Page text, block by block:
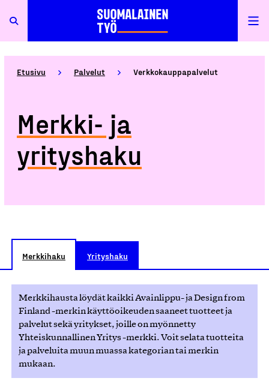
Etusivu Palvelut Verkkokauppapalvelut
Merkki- ja
yrityshaku
Merkkihaku Yrityshaku
Merkkihausta löydät kaikki Avainlippu- ja Design from
Finland -merkin käyttöoikeuden saaneet tuotteet ja
palvelut sekä yritykset, joille on myönnetty
Yhteiskunnallinen Yritys -merkki. Voit selata tuotteita
ja palveluita muun muassa kategorian tai merkin
mukaan.